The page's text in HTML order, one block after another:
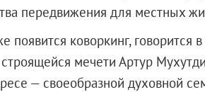
передвижения для местных
появится коворкинг, говорится
мечети Артур
— своеобразной духовной